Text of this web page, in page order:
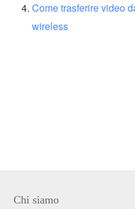
Come trasferire video
wireless
Chi siamo